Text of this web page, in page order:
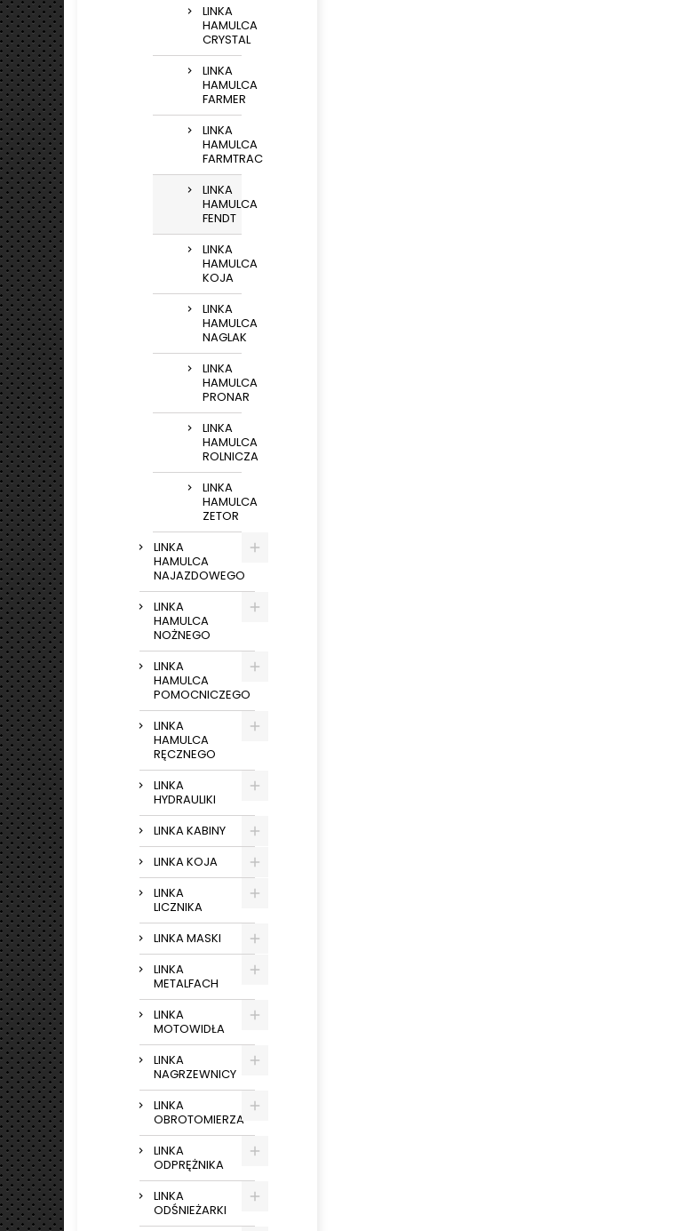
LINKA
HAMULCA
CRYSTAL
LINKA
HAMULCA
FARMER
LINKA
HAMULCA
FARMTRAC
LINKA
HAMULCA
FENDT
LINKA
HAMULCA
KOJA
LINKA
HAMULCA
NAGLAK
LINKA
HAMULCA
PRONAR
LINKA
HAMULCA
ROLNICZA
LINKA
HAMULCA
ZETOR
LINKA
HAMULCA
NAJAZDOWEGO
LINKA
HAMULCA
NOŻNEGO
LINKA
HAMULCA
POMOCNICZEGO
LINKA
HAMULCA
RĘCZNEGO
LINKA
HYDRAULIKI
LINKA KABINY
LINKA KOJA
LINKA
LICZNIKA
LINKA MASKI
LINKA
METALFACH
LINKA
MOTOWIDŁA
LINKA
NAGRZEWNICY
LINKA
OBROTOMIERZA
LINKA
ODPRĘŻNIKA
LINKA
ODŚNIEŻARKI